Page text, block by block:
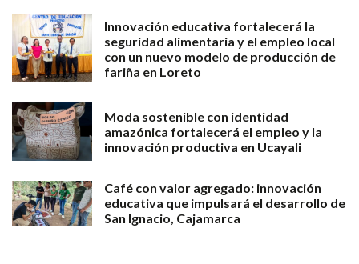
Innovación educativa fortalecerá la
seguridad alimentaria y el empleo local
con un nuevo modelo de producción de
fariña en Loreto
Moda sostenible con identidad
amazónica fortalecerá el empleo y la
innovación productiva en Ucayali
Café con valor agregado: innovación
educativa que impulsará el desarrollo de
San Ignacio, Cajamarca